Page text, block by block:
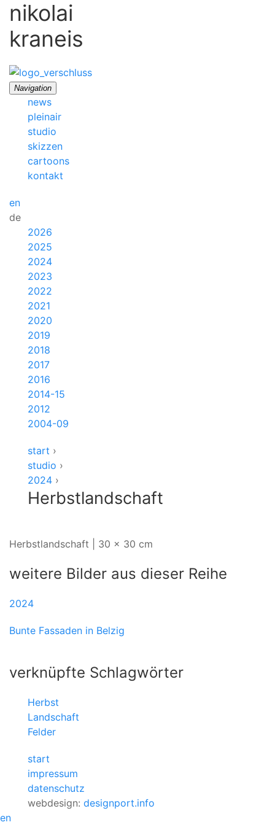
nikolai
kraneis
Navigation
news
pleinair
studio
skizzen
cartoons
kontakt
en
de
2026
2025
2024
2023
2022
2021
2020
2019
2018
2017
2016
2014-15
2012
2004-09
start ›
studio ›
2024 ›
Herbstlandschaft
Herbstlandschaft | 30 x 30 cm
weitere Bilder aus dieser Reihe
2024
Bunte Fassaden in Belzig
verknüpfte Schlagwörter
Herbst
Landschaft
Felder
start
impressum
datenschutz
webdesign: designport.info
en